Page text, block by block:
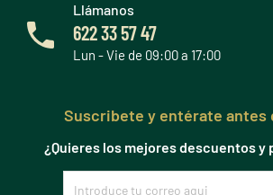
Llámanos
622 33 57 47
Lun - Vie de 09:00 a 17:00
Suscribete y entérate antes
¿Quieres los mejores descuentos y